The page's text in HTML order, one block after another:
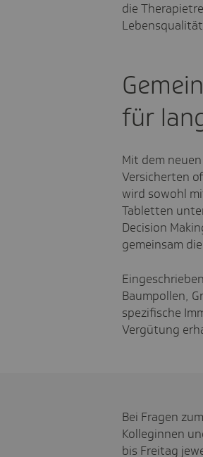
die
für
Mit dem
Versicherten
wird sowohl
Tabletten
Decision
gemeinsam
Baumpollen,
spezifische
Vergütung
Bei Fragen
Kolleginnen
bis Freitag